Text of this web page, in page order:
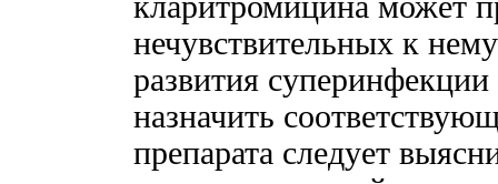
нечувствительных к
развития
назначить
препарата следует